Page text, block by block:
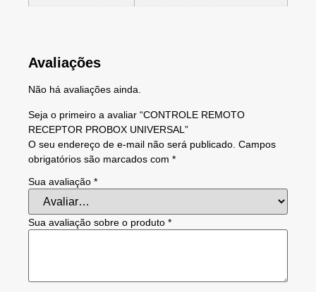
Avaliações
Não há avaliações ainda.
Seja o primeiro a avaliar “CONTROLE REMOTO
RECEPTOR PROBOX UNIVERSAL”
O seu endereço de e-mail não será publicado. Campos
obrigatórios são marcados com *
Sua avaliação *
Sua avaliação sobre o produto *